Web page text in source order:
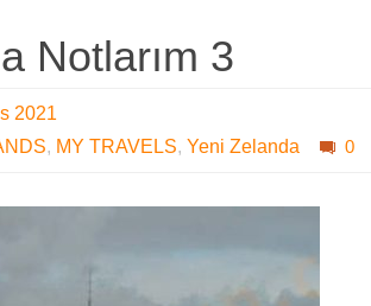
Notlarım 3
2021
, MY TRAVELS, Yeni Zelanda 0